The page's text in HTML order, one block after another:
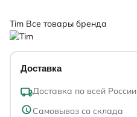
Tim Все товары бренда
Доставка
Доставка по всей России
Самовывоз со склада